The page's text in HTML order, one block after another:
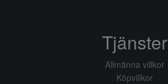
Tjänster
Allmänna villkor
Köpvillkor